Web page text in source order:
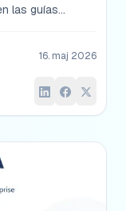
las guías
16. maj 2026